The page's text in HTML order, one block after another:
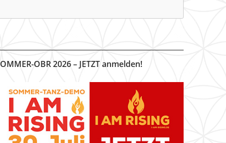
OBR 2026 – JETZT anmelden!